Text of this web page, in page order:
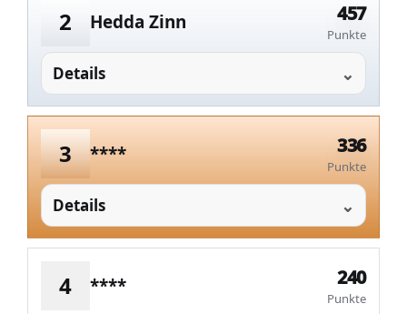
2 Hedda Zinn 457
Punkte
Details
3 **** 336
Punkte
Details
4 **** 240
Punkte